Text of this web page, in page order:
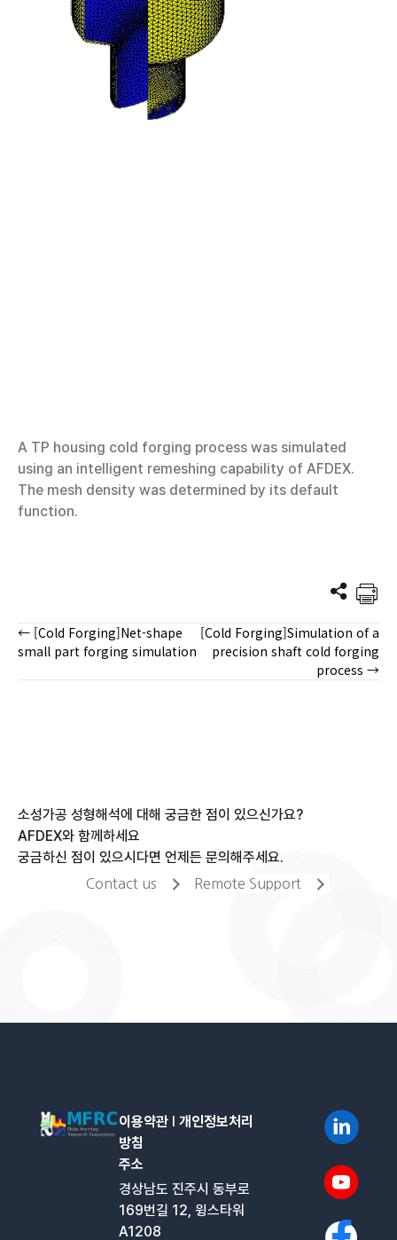
A TP housing cold forging process was simulated
using an intelligent remeshing capability of AFDEX.
The mesh density was determined by its default
function.
Posts
← [Cold Forging]Net-shape
small part forging simulation
[Cold Forging]Simulation of a
precision shaft cold forging
process →
소성가공 성형해석에 대해 궁금한 점이 있으신가요?
AFDEX와 함께하세요
궁금하신 점이 있으시다면 언제든 문의해주세요.
Contact us Remote Support
이용약관 l개인정보처리
방침
주소
경상남도 진주시 동부로
169번길 12, 윙스타워
A1208